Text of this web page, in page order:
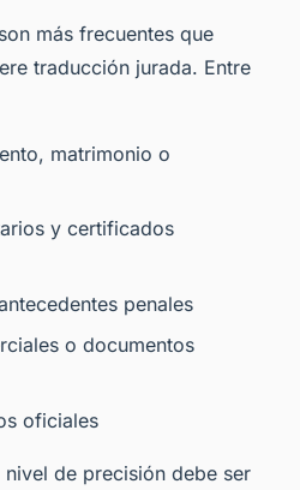
más frecuentes que
traducción jurada. Entre
matrimonio o
y certificados
penales
o documentos
oficiales
de precisión debe ser